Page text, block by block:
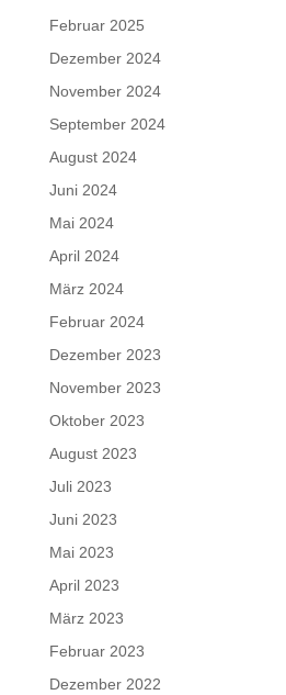
Februar 2025
Dezember 2024
November 2024
September 2024
August 2024
Juni 2024
Mai 2024
April 2024
März 2024
Februar 2024
Dezember 2023
November 2023
Oktober 2023
August 2023
Juli 2023
Juni 2023
Mai 2023
April 2023
März 2023
Februar 2023
Dezember 2022